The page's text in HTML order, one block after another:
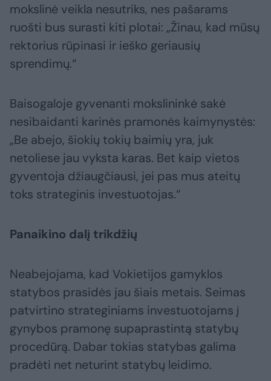
mokslinė veikla nesutriks, nes pašarams
ruošti bus surasti kiti plotai: „Žinau, kad mūsų
rektorius rūpinasi ir ieško geriausių
sprendimų.“
Baisogaloje gyvenanti mokslininkė sakė
nesibaidanti karinės pramonės kaimynystės:
„Be abejo, šiokių tokių baimių yra, juk
netoliese jau vyksta karas. Bet kaip vietos
gyventoja džiaugčiausi, jei pas mus ateitų
toks strateginis investuotojas.“
Panaikino dalį trikdžių
Neabejojama, kad Vokietijos gamyklos
statybos prasidės jau šiais metais. Seimas
patvirtino strateginiams investuotojams į
gynybos pramonę supaprastintą statybų
procedūrą. Dabar tokias statybas galima
pradėti net neturint statybų leidimo.